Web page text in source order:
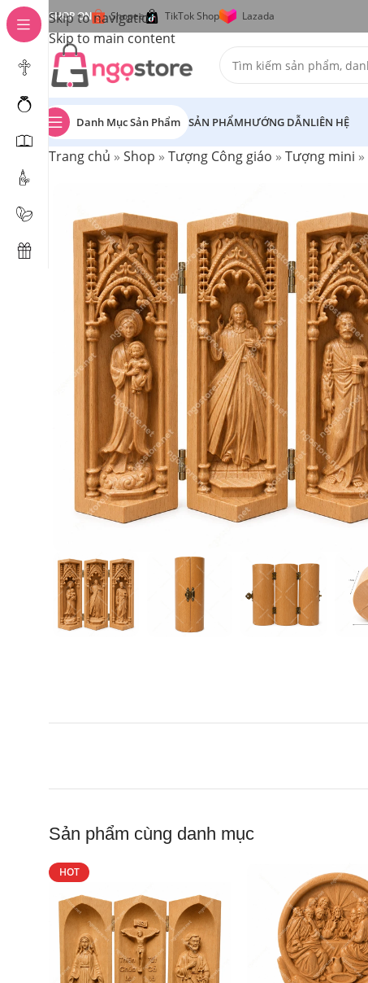
Skip to navigation
Skip to main content
SHOP ON Shopee TikTok Shop Lazada
Danh Mục Sản Phẩm SẢN PHẨMHƯỚNG DẪNLIÊN HỆ
Trang chủ » Shop » Tượng Công giáo » Tượng mini »
Sản phẩm cùng danh mục
HOT